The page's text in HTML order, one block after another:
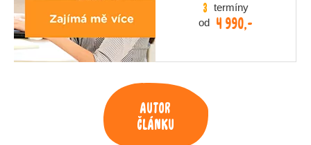
3 termíny
od
4 990,-
Autor
článku